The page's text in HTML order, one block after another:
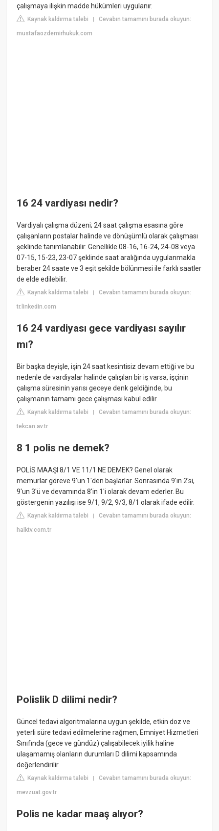
çalışmaya ilişkin madde hükümleri uygulanır.
Kaynak kaldırma talebi |Cevabın tamamını burada okuyun:
mustafaozdemirhukuk.com
16 24 vardiyası nedir?
Vardiyalı çalışma düzeni; 24 saat çalışma esasına göre
çalışanların postalar halinde ve dönüşümlü olarak çalışması
şeklinde tanımlanabilir. Genellikle 08-16, 16-24, 24-08 veya
07-15, 15-23, 23-07 şeklinde saat aralığında uygulanmakla
beraber 24 saate ve 3 eşit şekilde bölünmesi ile farklı saatler
de elde edilebilir.
Kaynak kaldırma talebi |Cevabın tamamını burada okuyun:
tr.linkedin.com
16 24 vardiyası gece vardiyası sayılır
mı?
Bir başka deyişle, işin 24 saat kesintisiz devam ettiği ve bu
nedenle de vardiyalar halinde çalışılan bir iş varsa, işçinin
çalışma süresinin yarısı geceye denk geldiğinde, bu
çalışmanın tamamı gece çalışması kabul edilir.
Kaynak kaldırma talebi |Cevabın tamamını burada okuyun:
tekcan.av.tr
8 1 polis ne demek?
POLİS MAAŞI 8/1 VE 11/1 NE DEMEK? Genel olarak
memurlar göreve 9'un 1'den başlarlar. Sonrasında 9'ın 2'si,
9'un 3'ü ve devamında 8'in 1'i olarak devam ederler. Bu
göstergenin yazılışı ise 9/1, 9/2, 9/3, 8/1 olarak ifade edilir.
Kaynak kaldırma talebi |Cevabın tamamını burada okuyun:
halktv.com.tr
Polislik D dilimi nedir?
Güncel tedavi algoritmalarına uygun şekilde, etkin doz ve
yeterli süre tedavi edilmelerine rağmen, Emniyet Hizmetleri
Sınıfında (gece ve gündüz) çalışabilecek iyilik haline
ulaşamamış olanların durumları D dilimi kapsamında
değerlendirilir.
Kaynak kaldırma talebi |Cevabın tamamını burada okuyun:
mevzuat.gov.tr
Polis ne kadar maaş alıyor?